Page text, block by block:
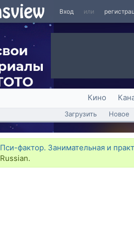
Вход или
Кино
Загрузить Новое
Пси-фактор. Занимательная и
Russian.